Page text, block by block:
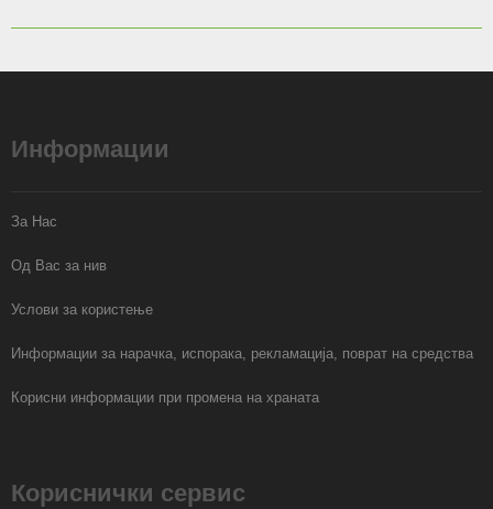
Информации
За Нас
Од Вас за нив
Услови за користење
Информации за нарачка, испорака, рекламација, поврат на средства
Корисни информации при промена на храната
Кориснички сервис